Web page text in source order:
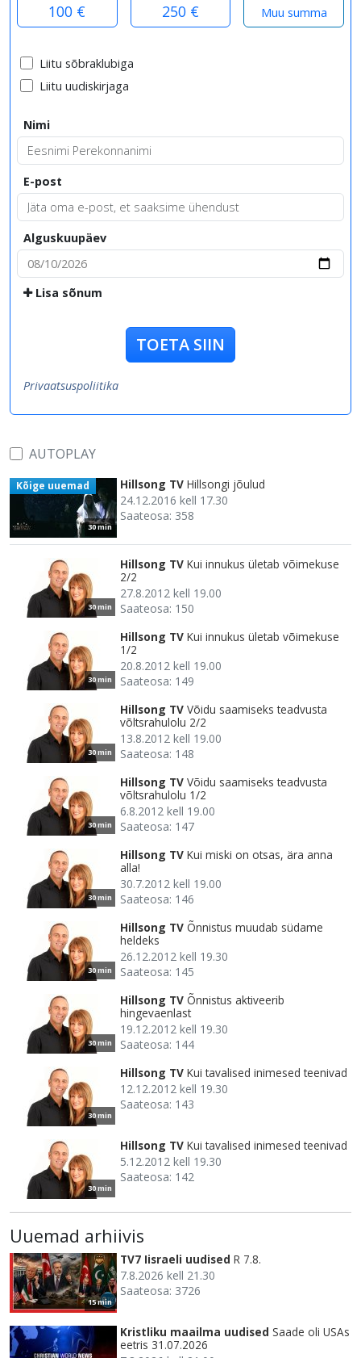
100 € 250 €
Liitu sõbraklubiga
Liitu uudiskirjaga
Nimi
E-post
Alguskuupäev
Lisa sõnum
TOETA SIIN
Privaatsuspoliitika
AUTOPLAY
30 min
Kõige uuemad Hillsong TV Hillsongi jõulud
24.12.2016 kell 17.30
Saateosa: 358
30 min
Hillsong TV Kui innukus ületab võimekuse
2/2
27.8.2012 kell 19.00
Saateosa: 150
30 min
Hillsong TV Kui innukus ületab võimekuse
1/2
20.8.2012 kell 19.00
Saateosa: 149
30 min
Hillsong TV Võidu saamiseks teadvusta
võltsrahulolu 2/2
13.8.2012 kell 19.00
Saateosa: 148
30 min
Hillsong TV Võidu saamiseks teadvusta
võltsrahulolu 1/2
6.8.2012 kell 19.00
Saateosa: 147
30 min
Hillsong TV Kui miski on otsas, ära anna
alla!
30.7.2012 kell 19.00
Saateosa: 146
30 min
Hillsong TV Õnnistus muudab südame
heldeks
26.12.2012 kell 19.30
Saateosa: 145
30 min
Hillsong TV Õnnistus aktiveerib
hingevaenlast
19.12.2012 kell 19.30
Saateosa: 144
30 min
Hillsong TV Kui tavalised inimesed teenivad
12.12.2012 kell 19.30
Saateosa: 143
30 min
Hillsong TV Kui tavalised inimesed teenivad
5.12.2012 kell 19.30
Saateosa: 142
Uuemad arhiivis
15 min
TV7 Iisraeli uudised R 7.8.
7.8.2026 kell 21.30
Saateosa: 3726
Kristliku maailma uudised Saade oli USAs
eetris 31.07.2026